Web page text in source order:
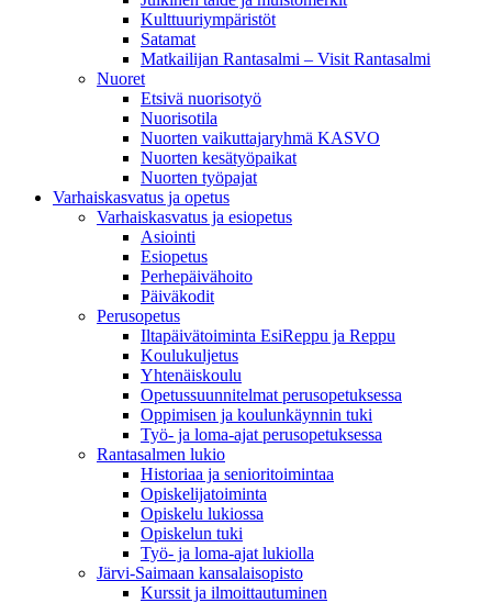
Kulttuuriympäristöt
Satamat
Matkailijan Rantasalmi – Visit Rantasalmi
Nuoret
Etsivä nuorisotyö
Nuorisotila
Nuorten vaikuttajaryhmä KASVO
Nuorten kesätyöpaikat
Nuorten työpajat
Varhaiskasvatus ja opetus
Varhaiskasvatus ja esiopetus
Asiointi
Esiopetus
Perhepäivähoito
Päiväkodit
Perusopetus
Iltapäivätoiminta EsiReppu ja Reppu
Koulukuljetus
Yhtenäiskoulu
Opetussuunnitelmat perusopetuksessa
Oppimisen ja koulunkäynnin tuki
Työ- ja loma-ajat perusopetuksessa
Rantasalmen lukio
Historiaa ja senioritoimintaa
Opiskelijatoiminta
Opiskelu lukiossa
Opiskelun tuki
Työ- ja loma-ajat lukiolla
Järvi-Saimaan kansalaisopisto
Kurssit ja ilmoittautuminen